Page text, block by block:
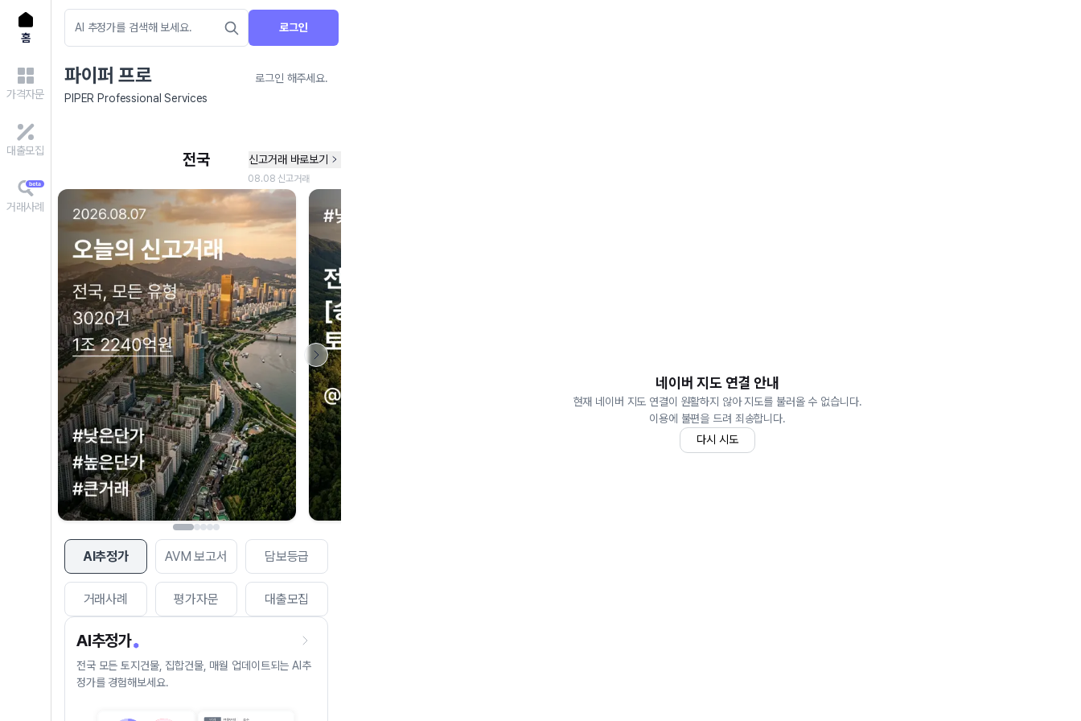
홈
가격자문
대출모집
거래사례
로그인
파이퍼 프로
로그인 해주세요.
PIPER Professional Services
AI추정가 AVM 보고서 담보등급
거래사례 평가자문 대출모집
AI추정가
전국 모든 토지건물, 집합건물, 매월 업데이트되는 AI추
정가를 경험해보세요.
네이버 지도 연결 안내
현재 네이버 지도 연결이 원활하지 않아 지도를 불러올 수 없습니다.
이용에 불편을 드려 죄송합니다.
다시 시도